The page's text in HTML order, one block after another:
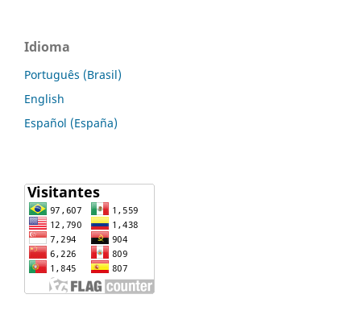
Idioma
Português (Brasil)
English
Español (España)